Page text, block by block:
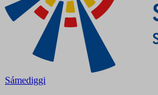
Sámediggi